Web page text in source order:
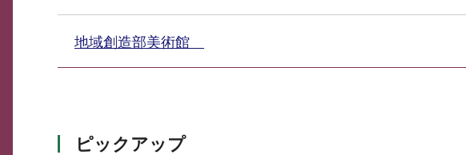
地域創造部美術館
ピックアップ